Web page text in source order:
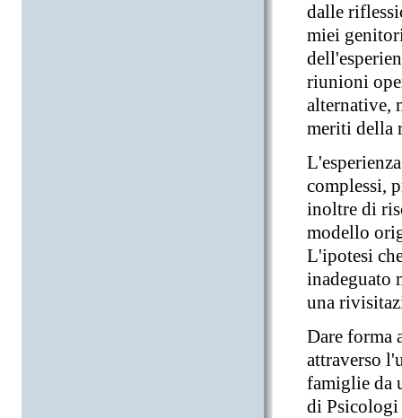
dalle
miei
riunioni
alternative,
meriti della
complessi,
inoltre di
modello
L'ipotesi
inadeguato
una
Dare forma
attraverso
famiglie da
di Psicologi